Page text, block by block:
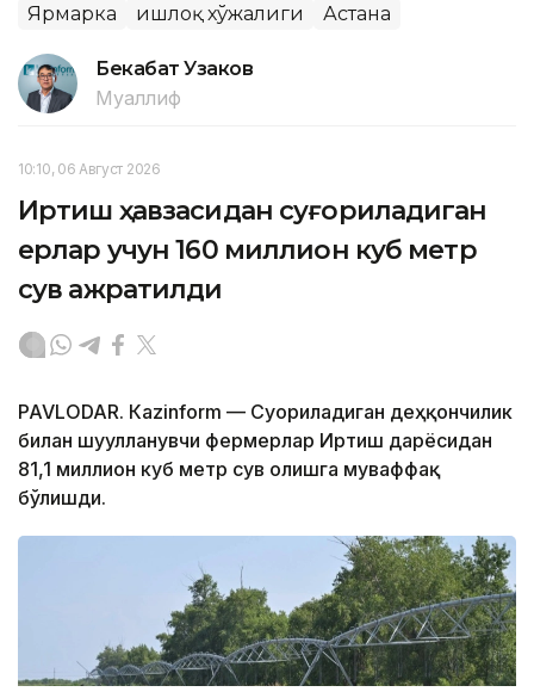
Ярмарка Қишлоқ хўжалиги Астана
Бекабат Узаков
Муаллиф
10:10, 06 Август 2026
Иртиш ҳавзасидан суғориладиган
ерлар учун 160 миллион куб метр
сув ажратилди
PAVLODAR. Кazinform — Суғориладиган деҳқончилик
билан шуғулланувчи фермерлар Иртиш дарёсидан
81,1 миллион куб метр сув олишга муваффақ
бўлишди.